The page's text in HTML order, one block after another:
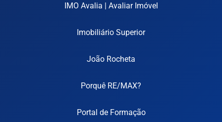
IMO Avalia | Avaliar Imóvel
Imobiliário Superior
João Rocheta
Porquê RE/MAX?
Portal de Formação